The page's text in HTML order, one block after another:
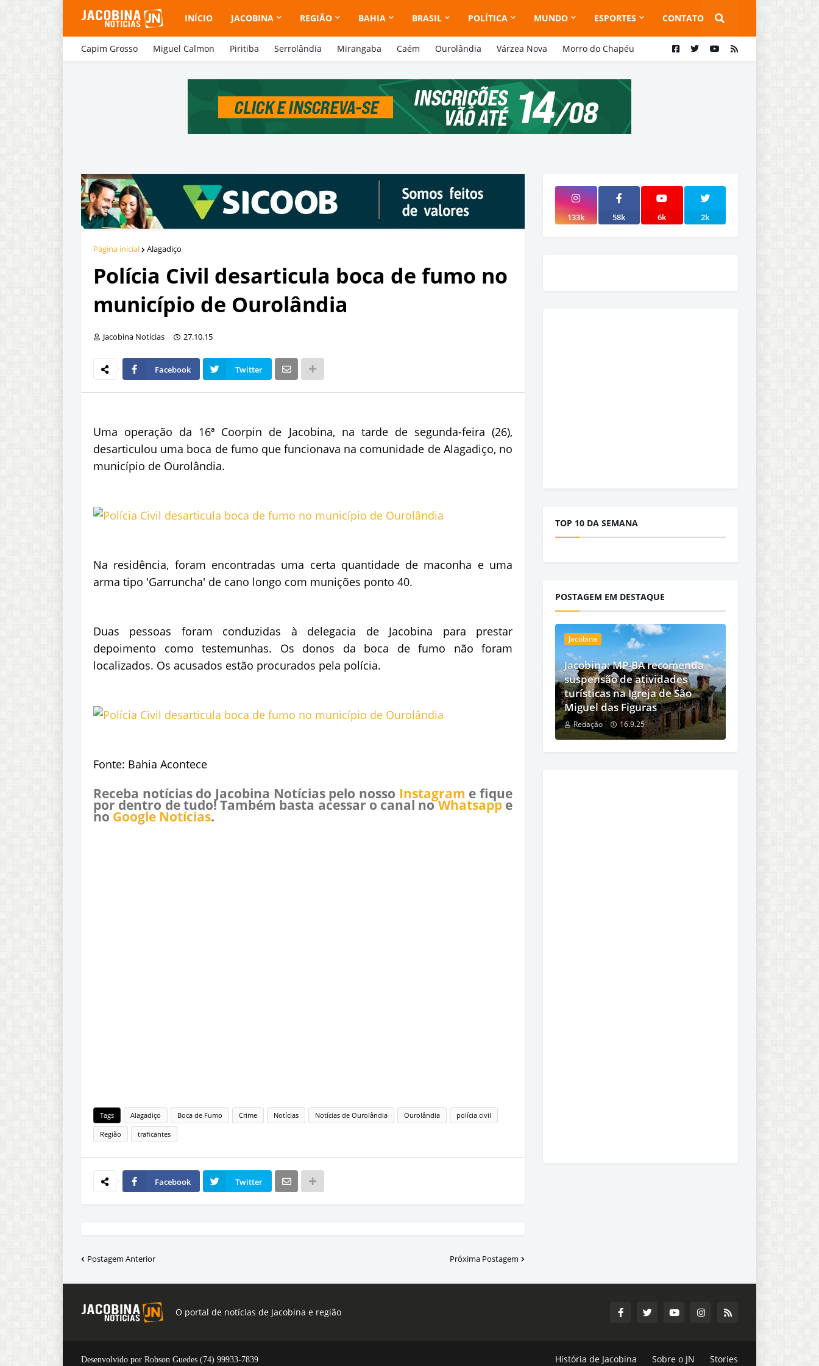
INÍCIO JACOBINA REGIÃO BAHIA BRASIL POLÍTICA MUNDO ESPORTES CONTATO
Capim Grosso Miguel Calmon Piritiba Serrolândia Mirangaba Caém Ourolândia Várzea Nova Morro do Chapéu
Página inicial Alagadiço
Polícia Civil desarticula boca de fumo no
município de Ourolândia
Jacobina Notícias 27.10.15
Facebook Twitter
Uma operação da 16ª Coorpin de Jacobina, na tarde de segunda-feira (26),
desarticulou uma boca de fumo que funcionava na comunidade de Alagadiço, no
município de Ourolândia.
Na residência, foram encontradas uma certa quantidade de maconha e uma
arma tipo 'Garruncha' de cano longo com munições ponto 40.
Duas pessoas foram conduzidas à delegacia de Jacobina para prestar
depoimento como testemunhas. Os donos da boca de fumo não foram
localizados. Os acusados estão procurados pela polícia.
Fonte: Bahia Acontece
Receba notícias do Jacobina Notícias pelo nosso Instagram e fique
por dentro de tudo! Também basta acessar o canal noWhatsappe
no Google Notícias.
Tags Alagadiço Boca de Fumo Crime Notícias Notícias de Ourolândia Ourolândia polícia civil
Região traficantes
Facebook Twitter
Postagem Anterior Próxima Postagem
133k 58k 6k 2k
TOP 10 DA SEMANA
POSTAGEM EM DESTAQUE
Jacobina
Jacobina: MP-BA recomenda
suspensão de atividades
turísticas na Igreja de São
Miguel das Figuras
Redação 16.9.25
O portal de notícias de Jacobina e região
Desenvolvido por Robson Guedes (74) 99933-7839 História de Jacobina Sobre o JN Stories